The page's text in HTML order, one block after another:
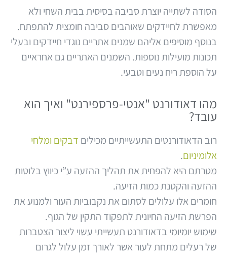
הסודה לשתייה יוצרת סביבה בסיסית בבית השחי ולא
מאפשרת לחיידקים שאוהבים סביבה חומצית להתפתח.
בנוסף מוסיפים אליהם שמנים אתריים נוגדי חיידקים ובעלי
תכונות מועילות נוספות. השמנים האתריים גם אחראיים
על הוספת ריח נעים וטבעי.
מהו דאודורנט "אנטי-פרספירנט" ואיך הוא
עובד?
רוב הדאודורנטים התעשייתיים מכילים דבקים ומלחי
אלומיניום.
מטרתם היא להפחית את תהליך ההזעה ע”י כיווץ בלוטות
ההזעה והקטנת כמות הזיעה.
חומרים אלו עלולים לסתום את נקבוביות העור ולמנוע את
הפרשת הזיעה החיונית לתפקוד התקין של הגוף.
שימוש יומיומי בדאודורנט תעשייתי עשוי ליצור הצטברות
של רעלים מתחת לעור אשר לאורך זמן עלול לגרום